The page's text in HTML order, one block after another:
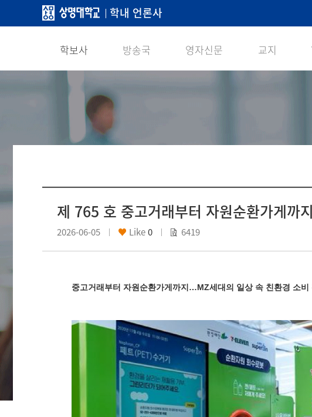
학내 언론사
학보사 방송국 영자신문 교지
제 765 호 중고거래부터 자원순환가게
2026-06-05 Like0 6419
중고거래부터 자원순환가게까지…MZ세대의 일상 속 친환경 소비